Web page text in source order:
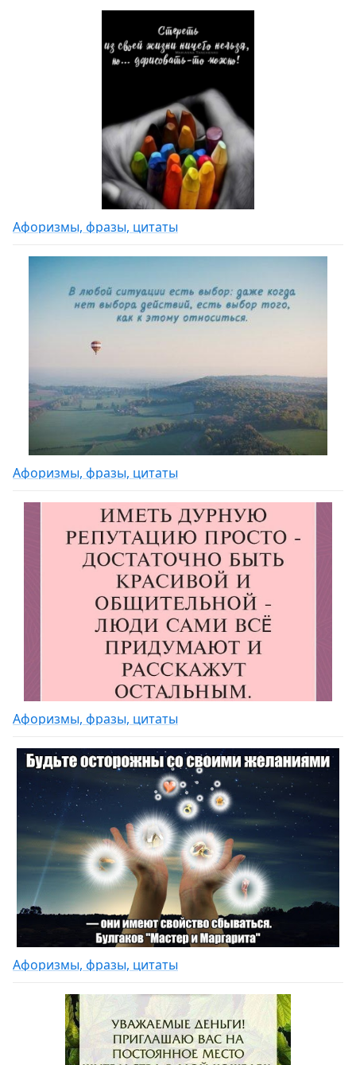
Афоризмы, фразы, цитаты
Афоризмы, фразы, цитаты
Афоризмы, фразы, цитаты
Афоризмы, фразы, цитаты